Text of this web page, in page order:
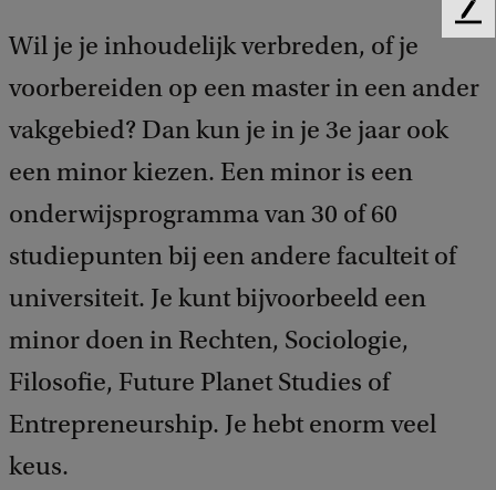
Wil je je inhoudelijk verbreden, of je
voorbereiden op een master in een ander
vakgebied? Dan kun je in je 3e jaar ook
een minor kiezen. Een minor is een
onderwijsprogramma van 30 of 60
studiepunten bij een andere faculteit of
universiteit. Je kunt bijvoorbeeld een
minor doen in Rechten, Sociologie,
Filosofie, Future Planet Studies of
Entrepreneurship. Je hebt enorm veel
keus.
F
d